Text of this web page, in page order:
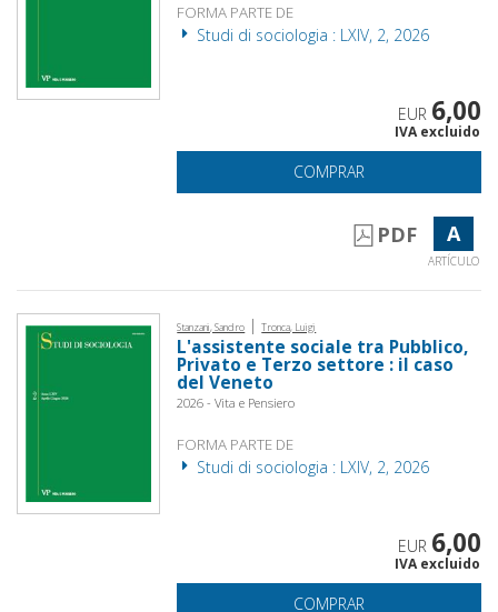
FORMA PARTE DE
Studi di sociologia : LXIV, 2, 2026
EUR 6,00
IVA excluido
COMPRAR
PDF A
ARTÍCULO
Stanzani, Sandro | Tronca, Luigi
L'assistente sociale tra Pubblico,
Privato e Terzo settore : il caso
del Veneto
2026 - Vita e Pensiero
FORMA PARTE DE
Studi di sociologia : LXIV, 2, 2026
EUR 6,00
IVA excluido
COMPRAR